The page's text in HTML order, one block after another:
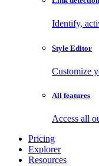
Identify,
Style Editor
Customize
All features
Access all
Pricing
Explorer
Resources